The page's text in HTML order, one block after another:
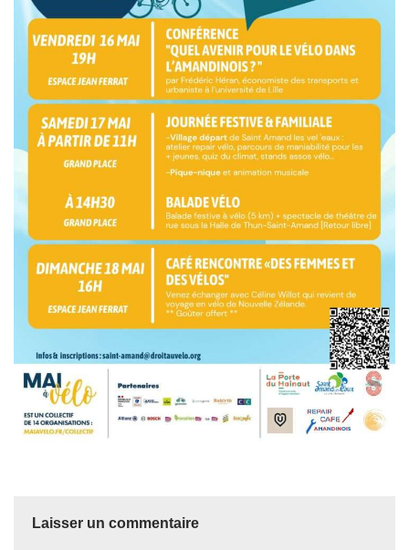
Laisser un commentaire